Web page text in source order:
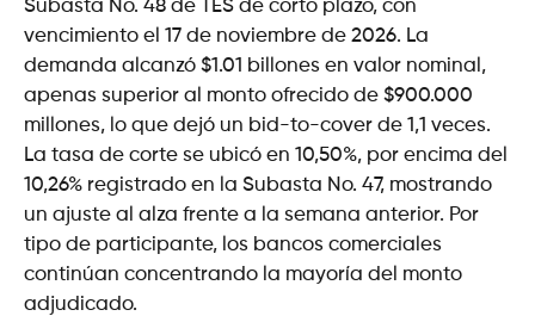
Subasta No. 48 de TES de corto plazo, con
vencimiento el 17 de noviembre de 2026. La
demanda alcanzó $1.01 billones en valor nominal,
apenas superior al monto ofrecido de $900.000
millones, lo que dejó un bid-to-cover de 1,1 veces.
La tasa de corte se ubicó en 10,50%, por encima del
10,26% registrado en la Subasta No. 47, mostrando
un ajuste al alza frente a la semana anterior. Por
tipo de participante, los bancos comerciales
continúan concentrando la mayoría del monto
adjudicado.